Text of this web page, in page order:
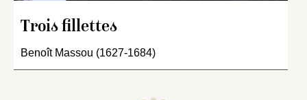
Trois fillettes
Benoît Massou (1627-1684)